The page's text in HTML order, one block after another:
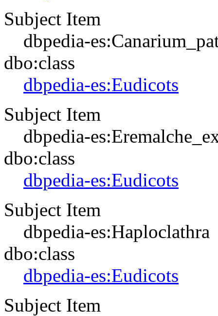
Subject Item
dbpedia-
dbo:class
dbpedia-es:Eudicots
Subject Item
dbpedia-
dbo:class
dbpedia-es:Eudicots
Subject Item
dbpedia-es:Haploclathra
dbo:class
dbpedia-es:Eudicots
Subject Item